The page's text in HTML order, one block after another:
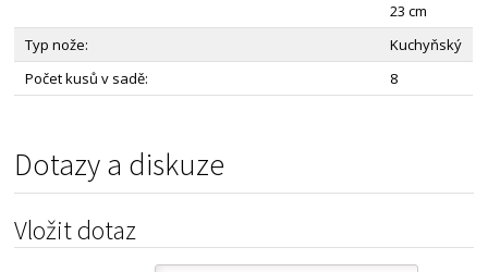
23 cm
Typ nože:
Kuchyňský
Počet kusů v sadě:
8
Dotazy a diskuze
Vložit dotaz